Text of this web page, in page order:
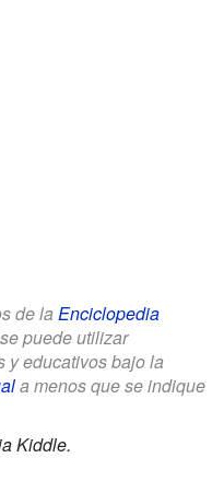
de la Enciclopedia
puede utilizar
y educativos bajo la
a menos que se indique
Kiddle.